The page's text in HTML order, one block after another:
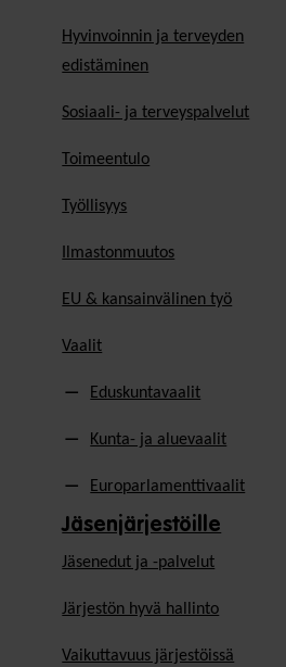
Hyvinvoinnin ja terveyden
edistäminen
Sosiaali- ja terveyspalvelut
Toimeentulo
Työllisyys
Ilmastonmuutos
EU & kansainvälinen työ
Vaalit
Eduskuntavaalit
Kunta- ja aluevaalit
Europarlamenttivaalit
Jäsenjärjestöille
Jäsen­edut ja -palvelut
Järjestön hyvä hallinto
Vaikuttavuus järjestöissä